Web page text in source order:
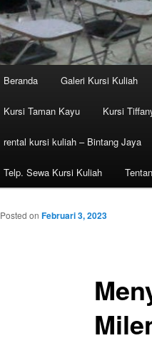
Skip to primary content
Skip to secondary content
Beranda Galeri Kursi Kuliah
Kursi Taman Kayu Kursi
rental kursi kuliah – Bintang Jaya
Telp. Sewa Kursi Kuliah
Posted on Februari 3, 2023